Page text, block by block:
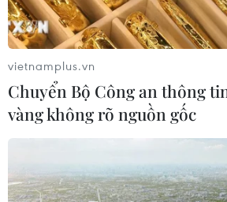
Bộ GTVT lên tiếng thời
ngắn tại các dự án BOT
28/02/2017 05:09
Bộ Giao thông Vận tải cho rằng
vietnamplus.vn
Chuyển Bộ Công an thông
vàng không rõ nguồn gốc